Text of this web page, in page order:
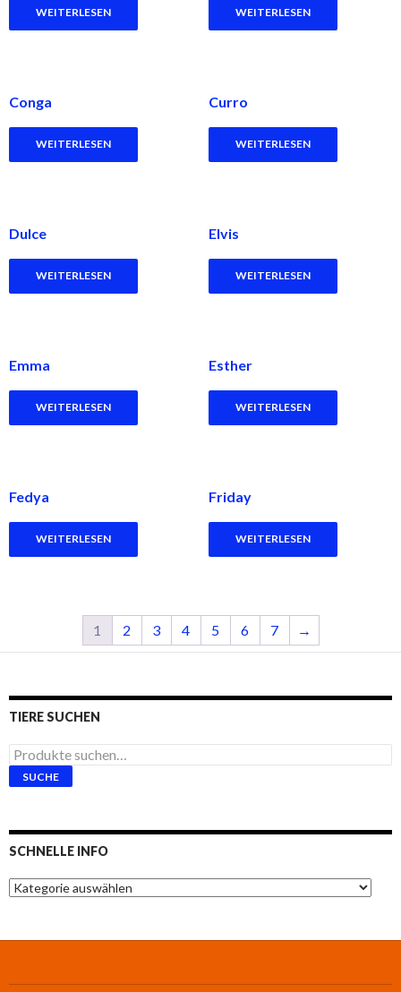
WEITERLESEN WEITERLESEN
Conga
WEITERLESEN
Curro
WEITERLESEN
Dulce
WEITERLESEN
Elvis
WEITERLESEN
Emma
WEITERLESEN
Esther
WEITERLESEN
Fedya
WEITERLESEN
Friday
WEITERLESEN
1 2 3 4 5 6 7 →
TIERE SUCHEN
Suche
nach:
SUCHE
SCHNELLE INFO
Schnelle
Info